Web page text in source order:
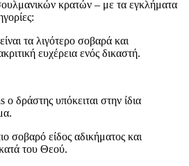
κρατών – με τα εγκλήματα
τα λιγότερο σοβαρά και
ευχέρεια ενός δικαστή.
δράστης υπόκειται στην ίδια
σοβαρό είδος αδικήματος και
του Θεού.